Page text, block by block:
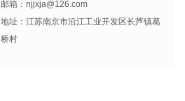
邮箱： njjxja@126.com
地址：江苏南京市沿江工业开发区长芦镇葛
桥村